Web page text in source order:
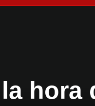
hora